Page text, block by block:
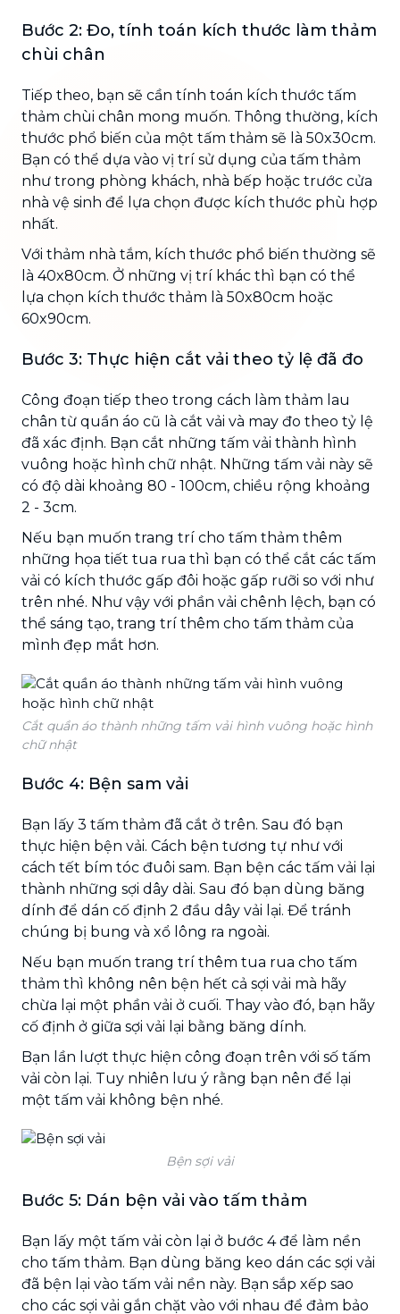
Bước 2: Đo, tính toán kích thước làm thảm
chùi chân
Tiếp theo, bạn sẽ cần tính toán kích thước tấm
thảm chùi chân mong muốn. Thông thường, kích
thước phổ biến của một tấm thảm sẽ là 50x30cm.
Bạn có thể dựa vào vị trí sử dụng của tấm thảm
như trong phòng khách, nhà bếp hoặc trước cửa
nhà vệ sinh để lựa chọn được kích thước phù hợp
nhất.
Với thảm nhà tắm, kích thước phổ biến thường sẽ
là 40x80cm. Ở những vị trí khác thì bạn có thể
lựa chọn kích thước thảm là 50x80cm hoặc
60x90cm.
Bước 3: Thực hiện cắt vải theo tỷ lệ đã đo
Công đoạn tiếp theo trong cách làm thảm lau
chân từ quần áo cũ là cắt vải và may đo theo tỷ lệ
đã xác định. Bạn cắt những tấm vải thành hình
vuông hoặc hình chữ nhật. Những tấm vải này sẽ
có độ dài khoảng 80 - 100cm, chiều rộng khoảng
2 - 3cm.
Nếu bạn muốn trang trí cho tấm thảm thêm
những họa tiết tua rua thì bạn có thể cắt các tấm
vải có kích thước gấp đôi hoặc gấp rưỡi so với như
trên nhé. Như vậy với phần vải chênh lệch, bạn có
thể sáng tạo, trang trí thêm cho tấm thảm của
mình đẹp mắt hơn.
Cắt quần áo thành những tấm vải hình vuông hoặc hình
chữ nhật
Bước 4: Bện sam vải
Bạn lấy 3 tấm thảm đã cắt ở trên. Sau đó bạn
thực hiện bện vải. Cách bện tương tự như với
cách tết bím tóc đuôi sam. Bạn bện các tấm vải lại
thành những sợi dây dài. Sau đó bạn dùng băng
dính để dán cố định 2 đầu dây vải lại. Để tránh
chúng bị bung và xổ lông ra ngoài.
Nếu bạn muốn trang trí thêm tua rua cho tấm
thảm thì không nên bện hết cả sợi vải mà hãy
chừa lại một phần vải ở cuối. Thay vào đó, bạn hãy
cố định ở giữa sợi vải lại bằng băng dính.
Bạn lần lượt thực hiện công đoạn trên với số tấm
vải còn lại. Tuy nhiên lưu ý rằng bạn nên để lại
một tấm vải không bện nhé.
Bện sợi vải
Bước 5: Dán bện vải vào tấm thảm
Bạn lấy một tấm vải còn lại ở bước 4 để làm nền
cho tấm thảm. Bạn dùng băng keo dán các sợi vải
đã bện lại vào tấm vải nền này. Bạn sắp xếp sao
cho các sợi vải gắn chặt vào với nhau để đảm bảo